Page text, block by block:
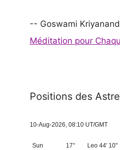
-- Goswami
Méditation pour
Positions des
10-Aug-2026, 08:10 UT/GMT
Sun 17°
Leo 44' 10"